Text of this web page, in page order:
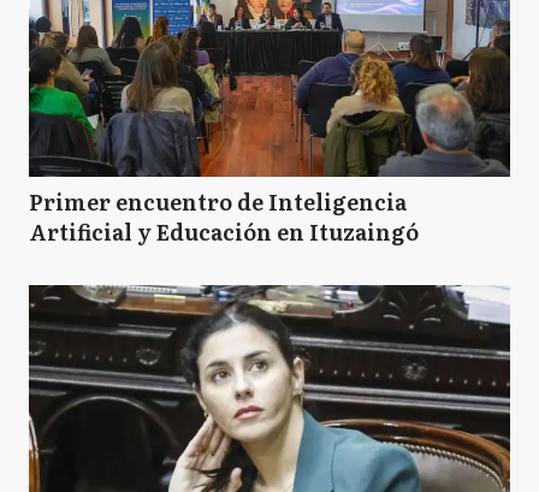
Primer encuentro de Inteligencia
Artificial y Educación en Ituzaingó